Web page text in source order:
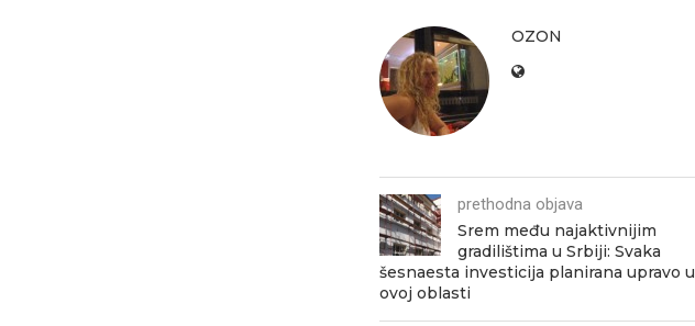
OZON
prethodna objava
Srem među najaktivnijim
gradilištima u Srbiji: Svaka
šesnaesta investicija planirana upravo u
ovoj oblasti